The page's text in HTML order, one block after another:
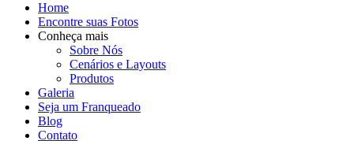
Home
Encontre suas Fotos
Conheça mais
Sobre Nós
Cenários e Layouts
Produtos
Galeria
Seja um Franqueado
Blog
Contato